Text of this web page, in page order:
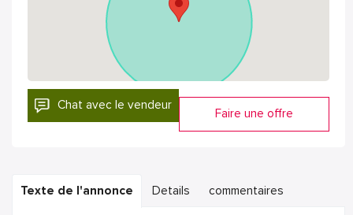
Chat avec le vendeur
Faire une offre
Texte de l'annonce Details commentaires